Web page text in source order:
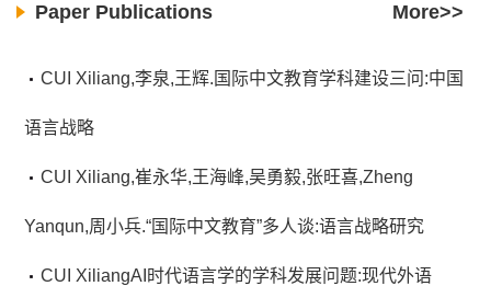
Paper Publications More>>
CUI Xiliang,李泉,王辉.国际中文教育学科建设三问:中国
语言战略
CUI Xiliang,崔永华,王海峰,吴勇毅,张旺喜,Zheng
Yanqun,周小兵.“国际中文教育”多人谈:语言战略研究
CUI XiliangAI时代语言学的学科发展问题:现代外语